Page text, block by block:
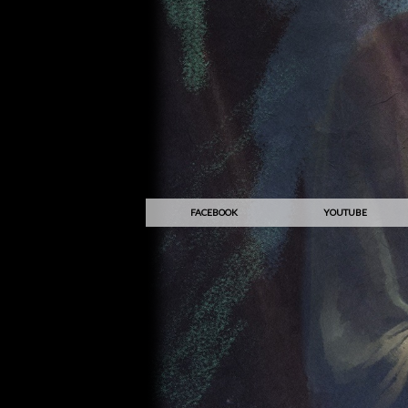
FACEBOOK YOUTUBE